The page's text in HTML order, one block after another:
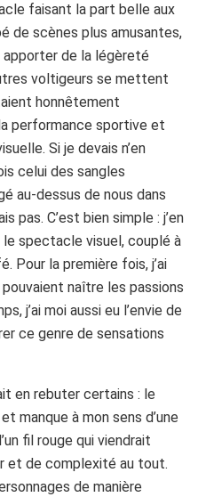
faisant la part belle aux
de scènes plus amusantes,
apporter de la légèreté
voltigeurs se mettent
honnêtement
performance sportive et
Si je devais n’en
celui des sangles
au-dessus de nous dans
pas. C’est bien simple : j’en
spectacle visuel, couplé à
Pour la première fois, j’ai
naître les passions
j’ai moi aussi eu l’envie de
ce genre de sensations
en rebuter certains : le
manque à mon sens d’une
fil rouge qui viendrait
et de complexité au tout.
de manière